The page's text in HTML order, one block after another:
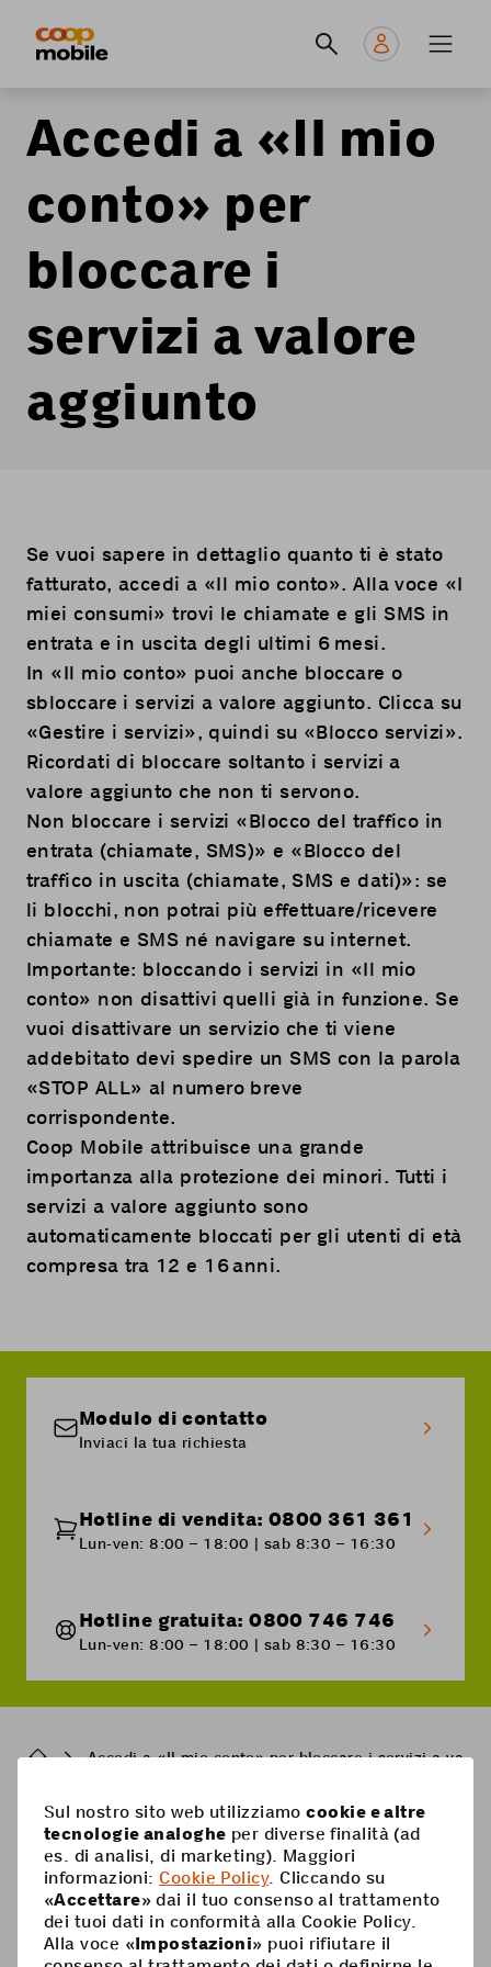
principale
Accedi a «Il mio
conto» per
bloccare i
servizi a valore
aggiunto
Se vuoi sapere in dettaglio quanto ti è stato
fatturato, accedi a «Il mio conto». Alla voce «I
miei consumi» trovi le chiamate e gli SMS in
entrata e in uscita degli ultimi 6 mesi.
In «Il mio conto» puoi anche bloccare o
sbloccare i servizi a valore aggiunto. Clicca su
«Gestire i servizi», quindi su «Blocco servizi».
Ricordati di bloccare soltanto i servizi a
valore aggiunto che non ti servono.
Non bloccare i servizi «Blocco del traffico in
entrata (chiamate, SMS)» e «Blocco del
traffico in uscita (chiamate, SMS e dati)»: se
li blocchi, non potrai più effettuare/ricevere
chiamate e SMS né navigare su internet.
Importante: bloccando i servizi in «Il mio
conto» non disattivi quelli già in funzione. Se
vuoi disattivare un servizio che ti viene
addebitato devi spedire un SMS con la parola
«STOP ALL» al numero breve
corrispondente.
Coop Mobile attribuisce una grande
importanza alla protezione dei minori. Tutti i
servizi a valore aggiunto sono
automaticamente bloccati per gli utenti di età
compresa tra 12 e 16 anni.
Modulo di contatto
Inviaci la tua richiesta
Hotline di vendita: 0800 361 361
Lun-ven: 8:00 – 18:00 | sab 8:30 – 16:30
Hotline gratuita: 0800 746 746
Lun-ven: 8:00 – 18:00 | sab 8:30 – 16:30
BreadcrumbAccedi a «Il mio conto» per bloccare i servizi a
Pied
de
page
Mobile
Abbonamenti mobili
Scheda Prepaid
Aiuto
Supercard
Coop Mobile
Sul nostro sito web utilizziamocookie e altre
tecnologie analoghe per diverse finalità (ad
es. di analisi, di marketing). Maggiori
informazioni:Cookie Policy. Cliccando su
«Accettare» dai il tuo consenso al trattamento
dei tuoi dati in conformità alla Cookie Policy.
Alla voce «Impostazioni» puoi rifiutare il